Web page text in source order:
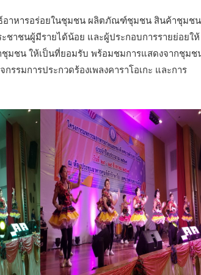
ธ์อาหารอร่อยในชุมชน ผลิตภัณฑ์ชุมชน สินค้าชุมชน
ชาชนผู้มีรายได้น้อย และผู้ประกอบการรายย่อยให้
มชน ให้เป็นที่ยอมรับ พร้อมชมการแสดงจากชุมช
รมการประกวดร้องเพลงคาราโอเกะ และการ